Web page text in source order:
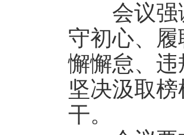
会议强调
守初心、
懈懈怠、
坚决汲取
干。